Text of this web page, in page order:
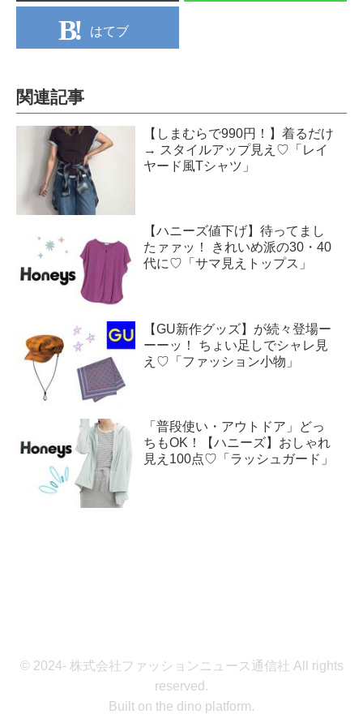
はてブ
関連記事
【しまむらで990円！】着るだけ
→ スタイルアップ見え♡「レイ
ヤード風Tシャツ」
【ハニーズ値下げ】待ってまし
たァァッ！ きれいめ派の30・40
代に♡「サマ見えトップス」
【GU新作グッズ】が続々登場ー
ーーッ！ ちょい足しでシャレ見
え♡「ファッション小物」
「普段使い・アウトドア」どっ
ちもOK！【ハニーズ】おしゃれ
見え100点♡「ラッシュガード」
© 2024- 株式会社ファッションニュース通信社 All rights
reserved.
Built on the dino platform.